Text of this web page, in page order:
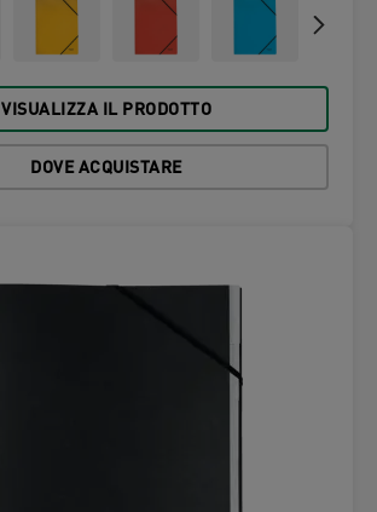
VISUALIZZA IL PRODOTTO
DOVE ACQUISTARE